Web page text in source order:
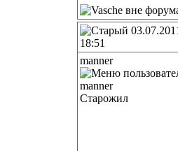
18:51
manner
Старожил